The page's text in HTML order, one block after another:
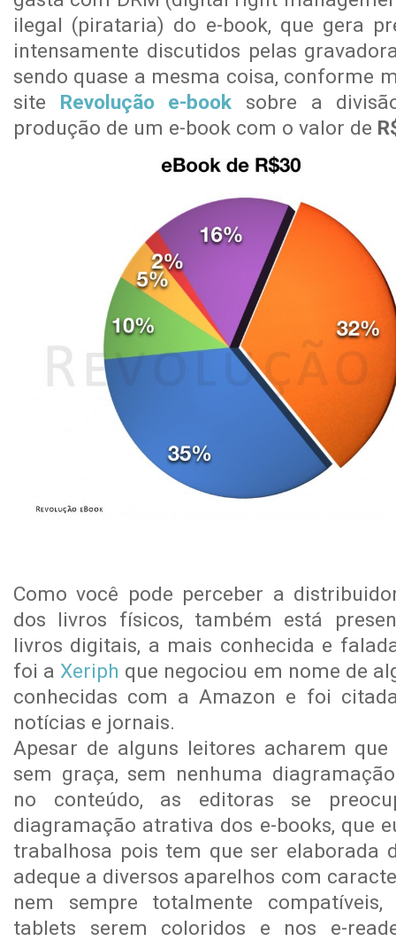
ilegal (pirataria) do e-book, que gera
intensamente discutidos pelas
sendo quase a mesma coisa, conforme
site Revolução e-book sobre a
produção de um e-book com o valor de
Como você pode perceber a
dos livros físicos, também está
livros digitais, a mais conhecida e
foi a Xeriph que negociou em nome de
conhecidas com a Amazon e foi
notícias e jornais.
Apesar de alguns leitores acharem
sem graça, sem nenhuma
no conteúdo, as editoras se
diagramação atrativa dos e-books, que
trabalhosa pois tem que ser elaborada
adeque a diversos aparelhos com
nem sempre totalmente
tablets serem coloridos e nos e-